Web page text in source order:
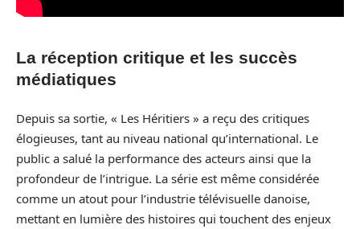
La réception critique et les succès
médiatiques
Depuis sa sortie, « Les Héritiers » a reçu des critiques
élogieuses, tant au niveau national qu’international. Le
public a salué la performance des acteurs ainsi que la
profondeur de l’intrigue. La série est même considérée
comme un atout pour l’industrie télévisuelle danoise,
mettant en lumière des histoires qui touchent des enjeux